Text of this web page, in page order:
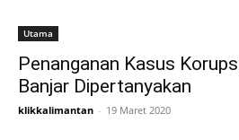
Utama
Penanganan Kasus
Banjar Dipertanyakan
klikkalimantan - 19 Maret 2020